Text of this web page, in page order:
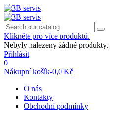
Klikněte pro více produktů.
Nebyly nalezeny žádné produkty.
Přihlásit
0
Nákupní košík-0,0 Kč
O nás
Kontakty
Obchodní podmínky